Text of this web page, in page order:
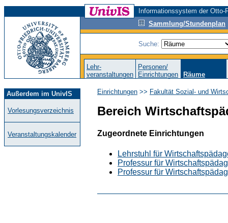
Informationssystem der
Sammlung/Stundenplan
Suche:
Lehr-
veranstaltungen
Personen/
Einrichtungen
Räume
Außerdem im UnivIS
Vorlesungsverzeichnis
Veranstaltungskalender
Einrichtungen >> Fakultät Sozial- und
Bereich
Zugeordnete Einrichtungen
Lehrstuhl für
Professur für
Professur für